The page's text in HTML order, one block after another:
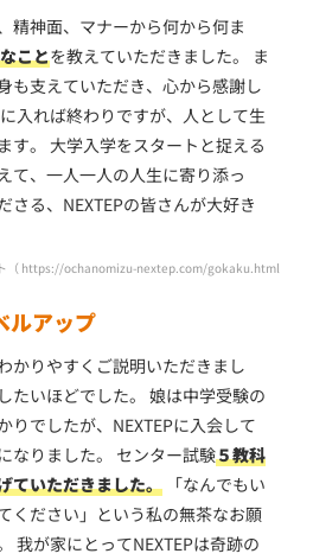
精神面、マナーから何から何ま
ことを教えていただきました。 ま
も支えていただき、心から感謝し
入れば終わりですが、人として生
す。 大学入学をスタートと捉える
て、一人一人の人生に寄り添っ
さる、NEXTEPの皆さんが大好き
（ https://ochanomizu-nextep.com/gokaku.html
ルアップ
かりやすくご説明いただきまし
たいほどでした。 娘は中学受験の
りでしたが、NEXTEPに入会して
なりました。 センター試験５教科
ていただきました。 「なんでもい
ください」という私の無茶なお願
我が家にとってNEXTEPは奇跡の